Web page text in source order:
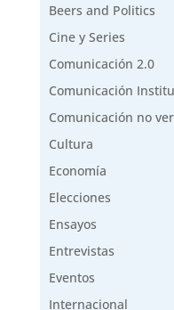
Beers and Politics
Cine y Series
Comunicación 2.0
Comunicación
Comunicación no
Cultura
Economía
Elecciones
Ensayos
Entrevistas
Eventos
Internacional